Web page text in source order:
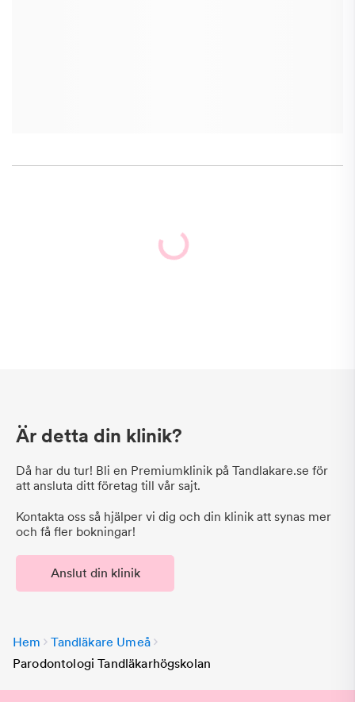
Är detta din klinik?
Då har du tur! Bli en Premiumklinik på Tandlakare.se för
att ansluta ditt företag till vår sajt.
Kontakta oss så hjälper vi dig och din klinik att synas mer
och få fler bokningar!
Anslut din klinik
Hem
Tandläkare Umeå
Parodontologi Tandläkarhögskolan